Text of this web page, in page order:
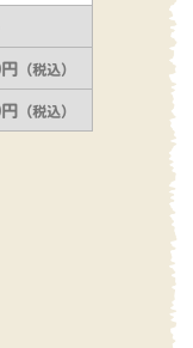
（税込）
（税込）